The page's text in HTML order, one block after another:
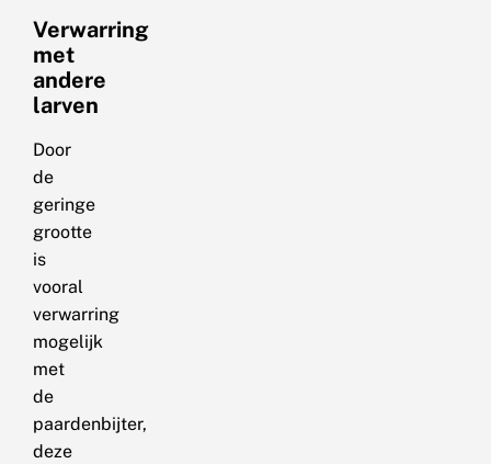
Verwarring
met
andere
larven
Door
de
geringe
grootte
is
vooral
verwarring
mogelijk
met
de
paardenbijter,
deze